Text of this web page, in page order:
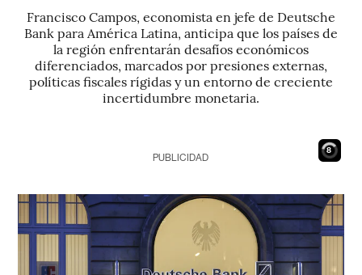
Francisco Campos, economista en jefe de Deutsche
Bank para América Latina, anticipa que los países de
la región enfrentarán desafíos económicos
diferenciados, marcados por presiones externas,
políticas fiscales rígidas y un entorno de creciente
incertidumbre monetaria.
6
PUBLICIDAD